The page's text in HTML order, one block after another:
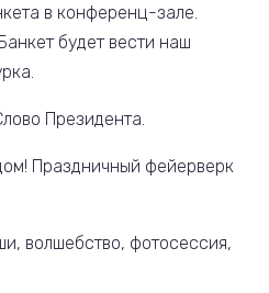
в конференц-зале.
будет вести наш
Президента.
Праздничный фейерверк
волшебство, фотосессия,